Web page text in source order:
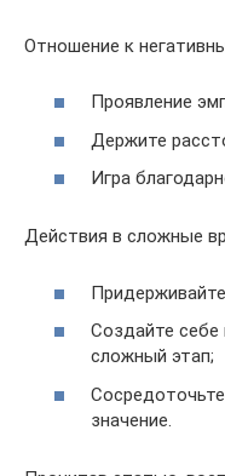
Отношение к
Проявление
Держите
Игра
Действия в сложные
Создайте себе
сложный этап;
значение.